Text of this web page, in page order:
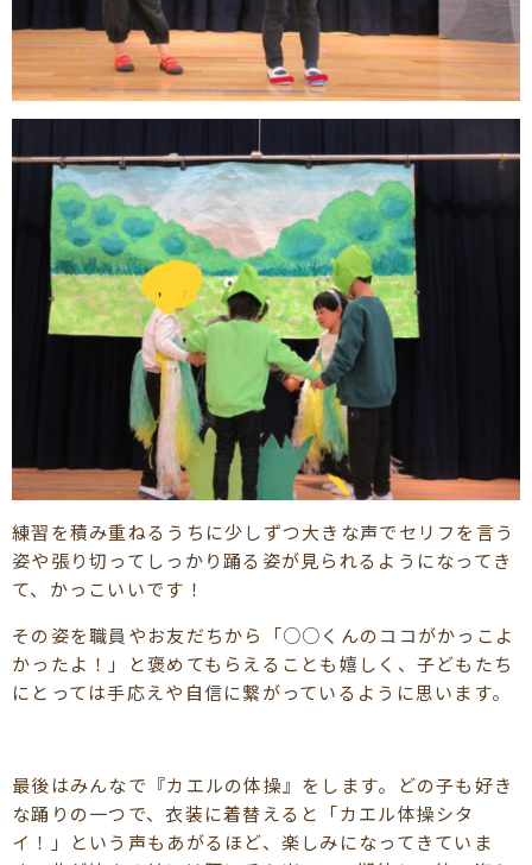
練習を積み重ねるうちに少しずつ大きな声でセリフを言う
姿や張り切ってしっかり踊る姿が見られるようになってき
て、かっこいいです！
その姿を職員やお友だちから「○○くんのココがかっこよ
かったよ！」と褒めてもらえることも嬉しく、子どもたち
にとっては手応えや自信に繋がっているように思います。
最後はみんなで『カエルの体操』をします。どの子も好き
な踊りの一つで、衣装に着替えると「カエル体操シタ
イ！」という声もあがるほど、楽しみになってきていま